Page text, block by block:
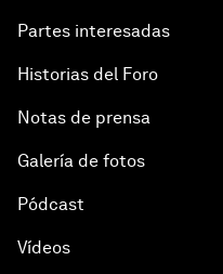
Partes interesadas
Historias del Foro
Notas de prensa
Galería de fotos
Pódcast
Vídeos